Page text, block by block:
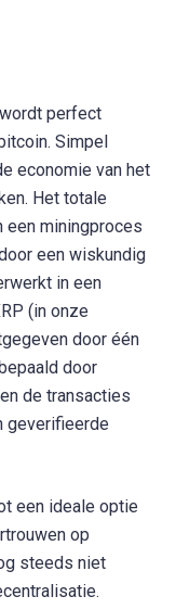
perfect
Simpel
economie van het
Het totale
een miningproces
een wiskundig
in een
(in onze
door één
door
de transacties
geverifieerde
een ideale optie
op
steeds niet